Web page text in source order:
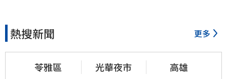
熱搜新聞 更多
苓雅區 光華夜市 高雄